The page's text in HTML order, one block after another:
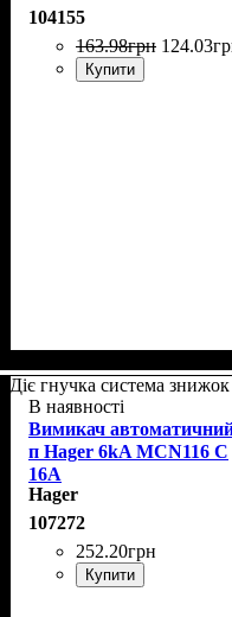
104155
163.98грн 124.03
Купити
Діє гнучка система знижок
В наявності
Вимикач
п Hager 6kA MCN116 C
16A
Hager
107272
252.20грн
Купити